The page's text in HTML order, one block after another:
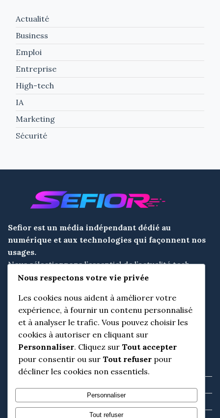
Actualité
Business
Emploi
Entreprise
High-tech
IA
Marketing
Sécurité
Sefior est un média indépendant dédié au
numérique et aux technologies qui façonnent nos
usages.
Nous sélectionnons l’essentiel de l’actualité tech,
l’analysons avec recul et la mettons en perspective
anticiper.
Informations utiles
L’équipe éditoriale
Politique de confidentialité
Nous respectons votre vie privée
Les cookies nous aident à améliorer votre
expérience, à fournir un contenu personnalisé
et à analyser le trafic. Vous pouvez choisir les
cookies à autoriser en cliquant sur
Personnaliser. Cliquez sur Tout accepter
pour consentir ou sur Tout refuser pour
décliner les cookies non essentiels.
Personnaliser
Tout refuser